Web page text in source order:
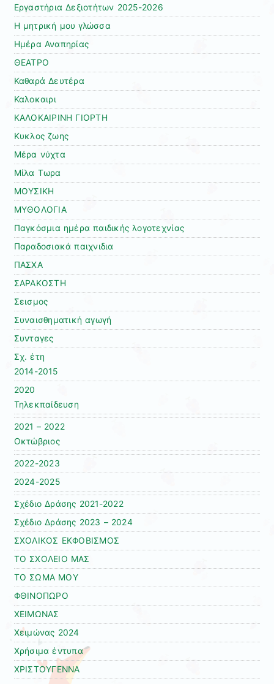
Εργαστήρια Δεξιοτήτων 2025-2026
Η μητρική μου γλώσσα
Ημέρα Αναπηρίας
ΘΕΑΤΡΟ
Καθαρά Δευτέρα
Καλοκαιρι
ΚΑΛΟΚΑΙΡΙΝΗ ΓΙΟΡΤΗ
Κυκλος ζωης
Μέρα νύχτα
Μίλα Τωρα
ΜΟΥΣΙΚΗ
ΜΥΘΟΛΟΓΙΑ
Παγκόσμια ημέρα παιδικής λογοτεχνίας
Παραδοσιακά παιχνιδια
ΠΑΣΧΑ
ΣΑΡΑΚΟΣΤΗ
Σεισμος
Συναισθηματική αγωγή
Συνταγες
Σχ. έτη
2014-2015
2020
Τηλεκπαίδευση
2021 – 2022
Οκτώβριος
2022-2023
2024-2025
Σχέδιο Δράσης 2021-2022
Σχέδιο Δράσης 2023 – 2024
ΣΧΟΛΙΚΟΣ ΕΚΦΟΒΙΣΜΟΣ
ΤΟ ΣΧΟΛΕΙΟ ΜΑΣ
ΤΟ ΣΩΜΑ ΜΟΥ
ΦΘΙΝΟΠΩΡΟ
ΧΕΙΜΩΝΑΣ
Χειμώνας 2024
Χρήσιμα έντυπα
ΧΡΙΣΤΟΥΓΕΝΝΑ